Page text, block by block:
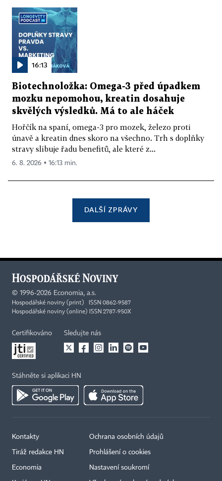
16:13
Biotechnoložka: Omega-3 před úpadkem
mozku nepomohou, kreatin dosahuje
skvělých výsledků. Má to ale háček
Hořčík na spaní, omega-3 pro mozek, železo proti
únavě a kreatin dnes skoro na všechno. Trh s doplňky
stravy slibuje řadu benefitů, ale které z...
6. 8. 2026 ▪ 16:13 min.
DALŠÍ ZPRÁVY
© 1996-2026 Economia, a.s.
Hospodářské noviny (print) ISSN 0862-9587
Hospodářské noviny (online) ISSN 2787-950X
Certifikováno Sledujte nás
Stáhněte si aplikaci HN
Kontakty
Tiráž redakce HN
Economia
Ochrana osobních údajů
Prohlášení o cookies
Nastavení soukromí